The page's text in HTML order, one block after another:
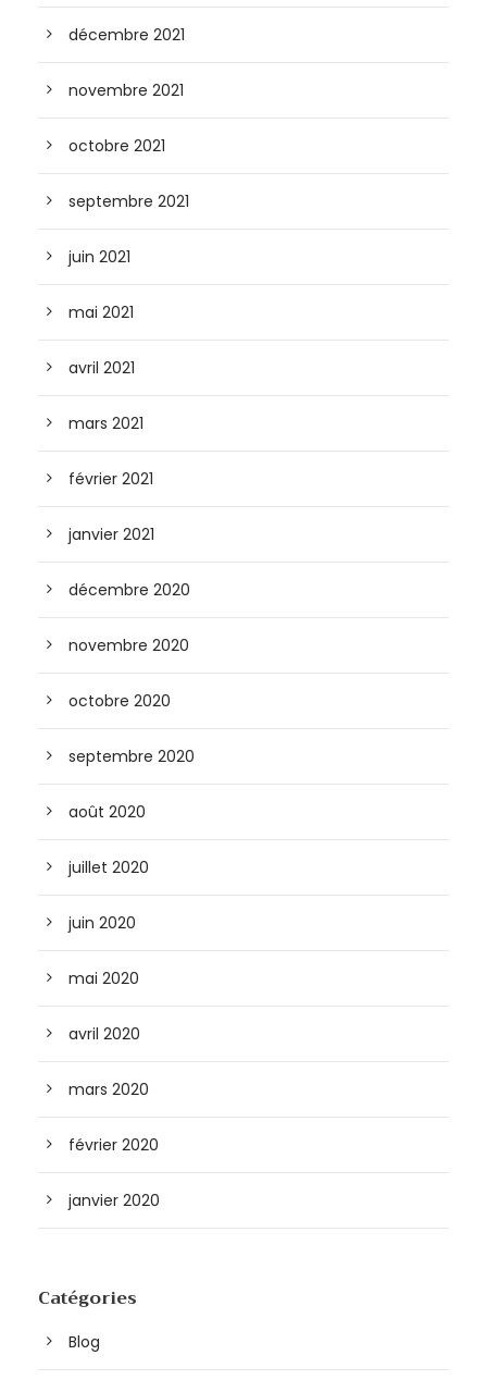
décembre 2021
novembre 2021
octobre 2021
septembre 2021
juin 2021
mai 2021
avril 2021
mars 2021
février 2021
janvier 2021
décembre 2020
novembre 2020
octobre 2020
septembre 2020
août 2020
juillet 2020
juin 2020
mai 2020
avril 2020
mars 2020
février 2020
janvier 2020
Catégories
Blog